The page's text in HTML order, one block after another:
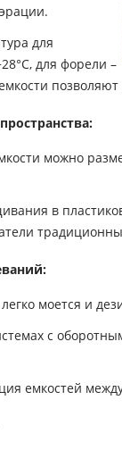
для
для форели –
можно
в
моется и
с
емкостей